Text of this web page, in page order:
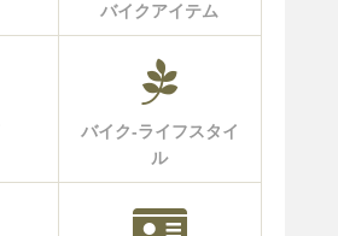
バイクアイテム
バイク-ライフスタイ
ル